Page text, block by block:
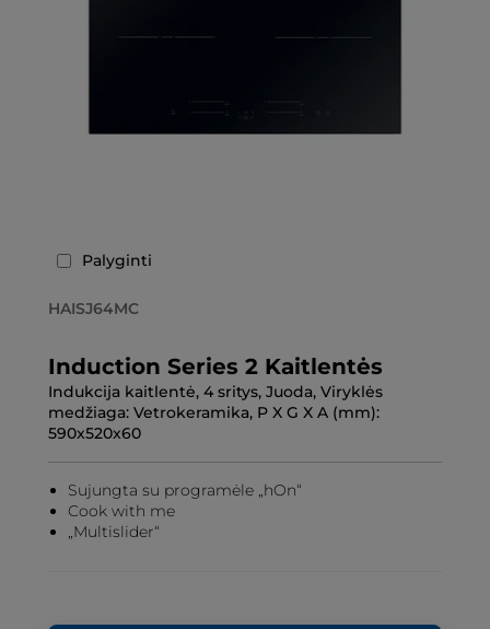
Palyginti
HAISJ64MC
Induction Series 2 Kaitlentės
Indukcija kaitlentė, 4 sritys, Juoda, Viryklės
medžiaga: Vetrokeramika, P X G X A (mm):
590x520x60
Sujungta su programėle „hOn“
Cook with me
„Multislider“